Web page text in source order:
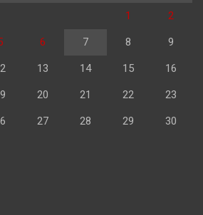
1 2
6 7 8 9
13 14 15 16
20 21 22 23
27 28 29 30